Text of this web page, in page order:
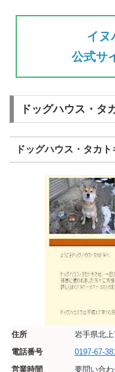
イヌ
公式サ
ドッグハウス・タ
ドッグハウス・タカ
住所
岩手県北
電話番号
0197-67-
営業時間
要問い合